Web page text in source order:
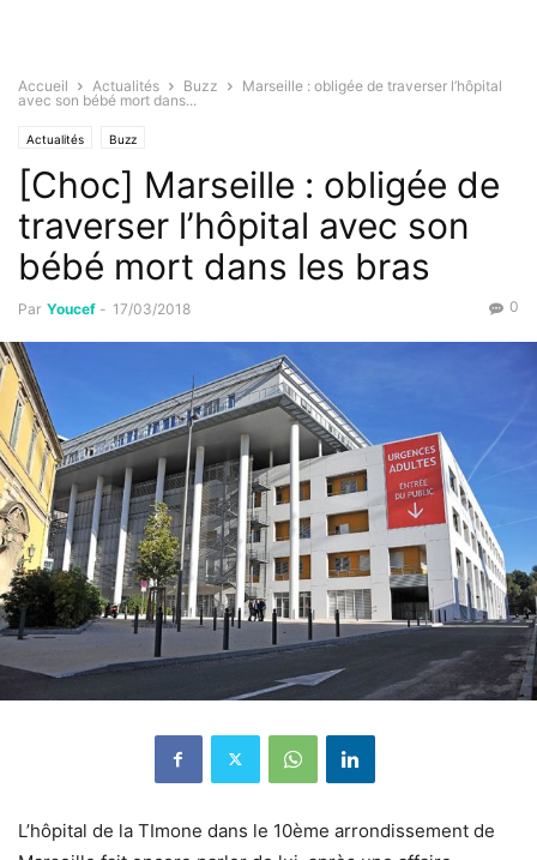
Accueil Actualités Buzz
Marseille : obligée de traverser l’hôpital
avec son bébé mort dans...
Actualités Buzz
[Choc] Marseille : obligée de
traverser l’hôpital avec son
bébé mort dans les bras
Par Youcef - 17/03/2018 0
L’hôpital de la TImone dans le 10ème arrondissement de